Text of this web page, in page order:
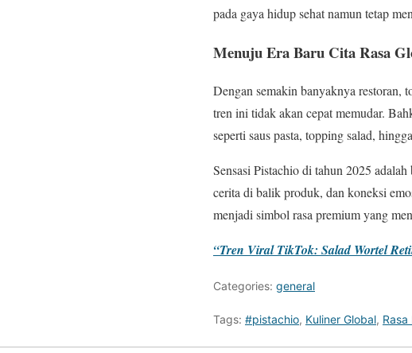
pada gaya hidup sehat namun tetap
Menuju Era Baru Cita Rasa
Dengan semakin banyaknya restoran,
tren ini tidak akan cepat memudar.
seperti saus pasta, topping salad,
Sensasi Pistachio di tahun 2025
cerita di balik produk, dan koneksi
menjadi simbol rasa premium yang
“Tren Viral TikTok: Salad Wortel
Categories: general
Tags: #pistachio, Kuliner Global, Rasa